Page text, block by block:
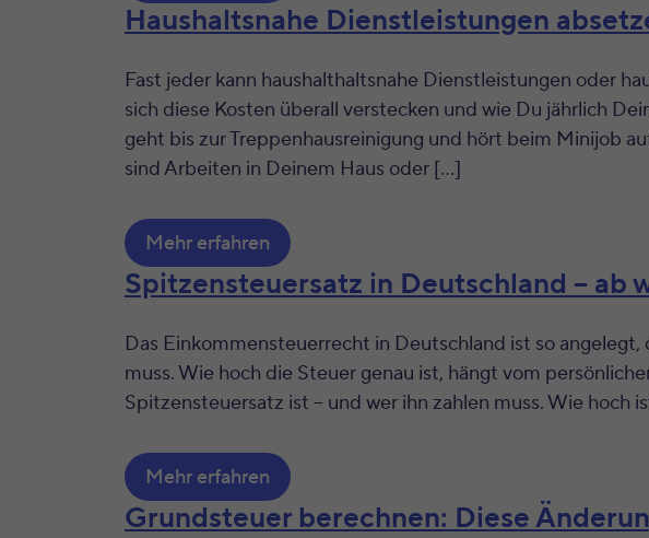
Haushaltsnahe Dienstleistungen
Fast jeder kann haushalthaltsnahe Dienstleistungen oder
sich diese Kosten überall verstecken und wie Du jährlich
geht bis zur Treppenhausreinigung und hört beim Minijob
sind Arbeiten in Deinem Haus oder […]
Mehr erfahren
Spitzensteuersatz in Deutschland – ab
Das Einkommensteuerrecht in Deutschland ist so
muss. Wie hoch die Steuer genau ist, hängt vom
Spitzensteuersatz ist – und wer ihn zahlen muss. Wie
Mehr erfahren
Grundsteuer berechnen: Diese